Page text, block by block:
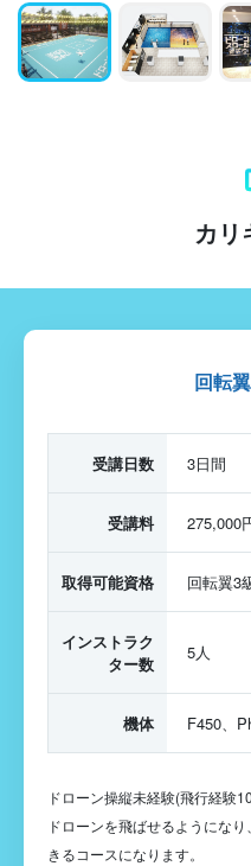
カリ
回転
受講日数 3日間
受講料 275,000
取得可能資格 回転翼3
インストラク
ター数
5人
機体 F450、
ドローン操縦未経験(飛行経験
ドローンを飛ばせるようにな
きるコースになります。